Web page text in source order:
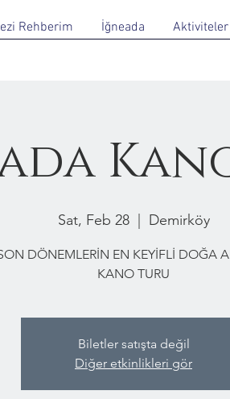
Rehberim İğneada Aktiviteler
Sat, Feb 28
  |
Demirköy
DÖNEMLERİN EN KEYİFLİ DOĞA
KANO TURU
Biletler satışta değil
Diğer etkinlikleri gör